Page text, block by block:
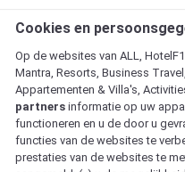
Cookies en
Op de websites van ALL,
Mantra, Resorts, Business
Appartementen & Villa's,
partners informatie op uw
functioneren en u de door u
functies van de websites te
prestaties van de websites te